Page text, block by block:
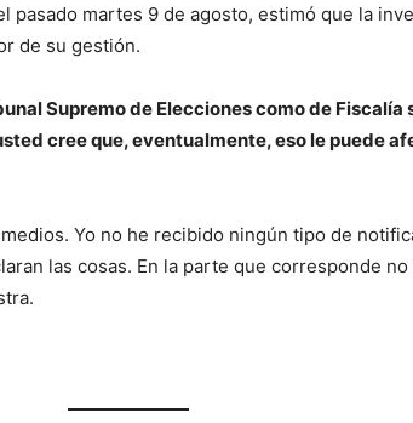
martes 9 de agosto, estimó que la
de su gestión.
Supremo de Elecciones como de
cree que, eventualmente, eso le puede
Yo no he recibido ningún tipo de
las cosas. En la parte que corresponde